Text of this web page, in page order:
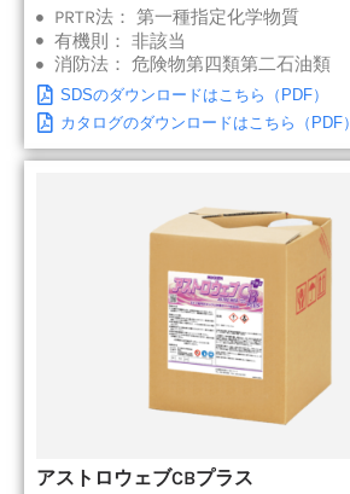
PRTR法： 第一種指定化学物質
有機則： 非該当
消防法： 危険物第四類第二石油類
SDSのダウンロードはこちら（PDF）
カタログのダウンロードはこちら（PDF）
アストロウェブCBプラス